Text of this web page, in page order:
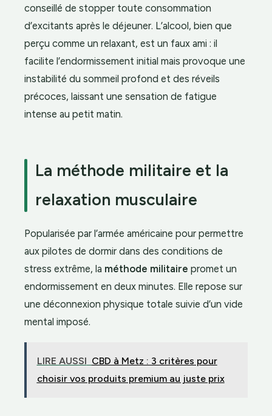
conseillé de stopper toute consommation
d’excitants après le déjeuner. L’alcool, bien que
perçu comme un relaxant, est un faux ami : il
facilite l’endormissement initial mais provoque une
instabilité du sommeil profond et des réveils
précoces, laissant une sensation de fatigue
intense au petit matin.
La méthode militaire et la
relaxation musculaire
Popularisée par l’armée américaine pour permettre
aux pilotes de dormir dans des conditions de
stress extrême, la méthode militaire promet un
endormissement en deux minutes. Elle repose sur
une déconnexion physique totale suivie d’un vide
mental imposé.
LIRE AUSSI CBD à Metz : 3 critères pour
choisir vos produits premium au juste prix